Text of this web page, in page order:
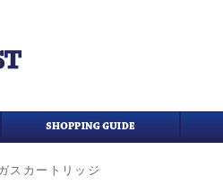
スカートリッジ